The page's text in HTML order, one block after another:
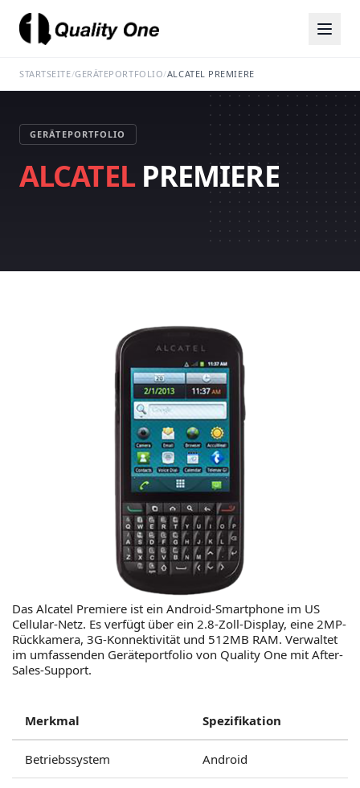
STARTSEITE/GERÄTEPORTFOLIO/ALCATEL PREMIERE
GERÄTEPORTFOLIO
ALCATELPREMIERE
Das Alcatel Premiere ist ein Android-Smartphone im US
Cellular-Netz. Es verfügt über ein 2.8-Zoll-Display, eine 2MP-
Rückkamera, 3G-Konnektivität und 512MB RAM. Verwaltet
im umfassenden Geräteportfolio von Quality One mit After-
Sales-Support.
Merkmal Spezifikation
Betriebssystem Android